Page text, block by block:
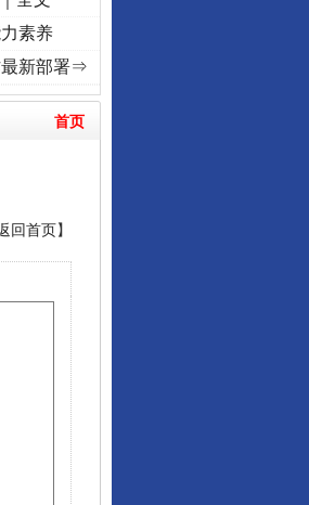
程丨“转折之城”激荡..
素养
最新部署⇒
首页
回首页】